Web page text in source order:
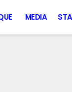
MEDIA